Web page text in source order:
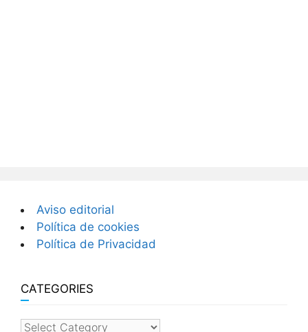
Aviso editorial
Política de cookies
Política de Privacidad
CATEGORIES
categories